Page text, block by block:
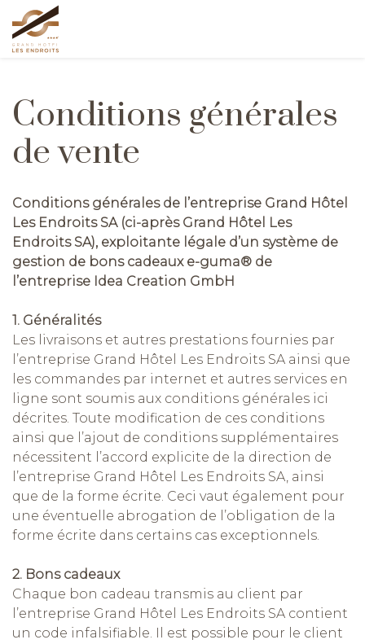
Conditions générales
de vente
Conditions générales de l’entreprise Grand Hôtel
Les Endroits SA (ci-après Grand Hôtel Les
Endroits SA), exploitante légale d’un système de
gestion de bons cadeaux e-guma® de
l’entreprise Idea Creation GmbH
1. Généralités
Les livraisons et autres prestations fournies par
l’entreprise Grand Hôtel Les Endroits SA ainsi que
les commandes par internet et autres services en
ligne sont soumis aux conditions générales ici
décrites. Toute modification de ces conditions
ainsi que l’ajout de conditions supplémentaires
nécessitent l’accord explicite de la direction de
l’entreprise Grand Hôtel Les Endroits SA, ainsi
que de la forme écrite. Ceci vaut également pour
une éventuelle abrogation de l’obligation de la
forme écrite dans certains cas exceptionnels.
2. Bons cadeaux
Chaque bon cadeau transmis au client par
l’entreprise Grand Hôtel Les Endroits SA contient
un code infalsifiable. Il est possible pour le client